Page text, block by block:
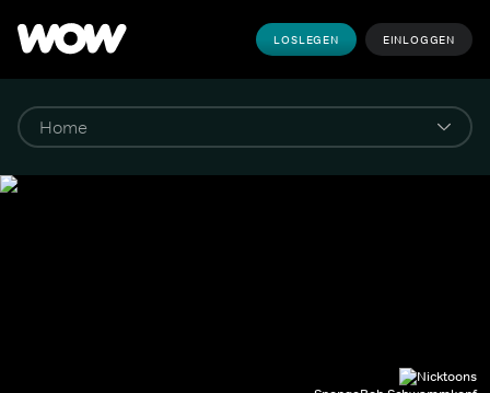
LOSLEGEN EINLOGGEN